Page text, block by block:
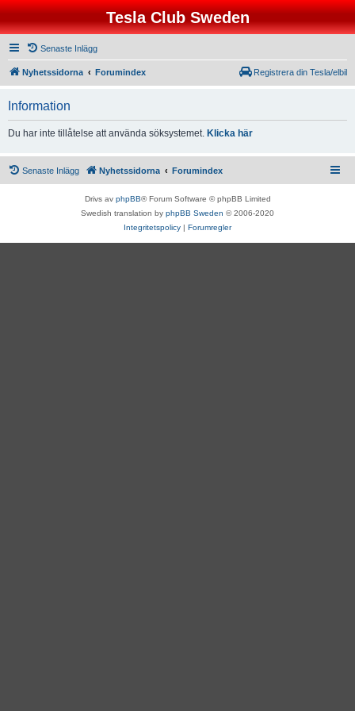
Tesla Club Sweden
Senaste Inlägg
Nyhetssidorna Forumindex Registrera din Tesla/elbil
Information
Du har inte tillåtelse att använda söksystemet. Klicka här
Senaste Inlägg Nyhetssidorna Forumindex
Drivs av phpBB® Forum Software © phpBB Limited
Swedish translation by phpBB Sweden © 2006-2020
Integritetspolicy | Forumregler